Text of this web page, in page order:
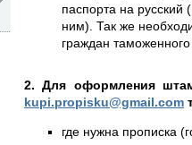
паспорта на русский
ним). Так же
граждан
2. Для оформления
kupi.propisku@gmail.com
где нужна прописка